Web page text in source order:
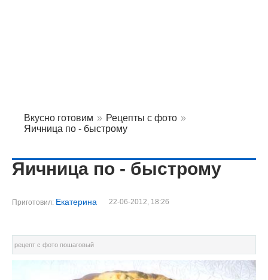
Вкусно готовим » Рецепты с фото »
Яичница по - быстрому
Яичница по - быстрому
Приготовил: Екатерина 22-06-2012, 18:26
рецепт с фото пошаговый